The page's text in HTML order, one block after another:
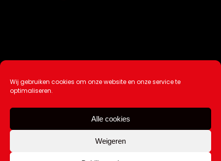
Wij gebruiken cookies om onze website en onze service te
optimaliseren.
Alle cookies
Weigeren
Ontwikkeling / Hosting doorAtSea
Over Ons |Tip de redactie
Contact